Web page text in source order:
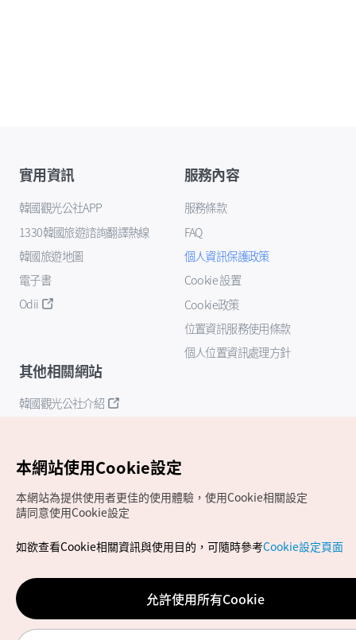
實用資訊
韓國觀光公社APP
1330韓國旅遊諮詢翻譯熱線
韓國旅遊地圖
電子書
Odii
服務內容
服務條款
FAQ
個人資訊保護政策
Cookie 設置
Cookie政策
位置資訊服務使用條款
個人位置資訊處理方針
其他相關網站
韓國觀光公社介紹
Copyrights (c) 韓國觀光公社版權所有
如有相關疑問或建議，歡迎來信至官方信箱
chinese_big5@knto.or.kr
本網站使用Cookie設定
本網站為提供使用者更佳的使用體驗，使用Cookie相關設定
請同意使用Cookie設定
如欲查看Cookie相關資訊與使用目的，可隨時參考Cookie設定頁面
允許使用所有Cookie